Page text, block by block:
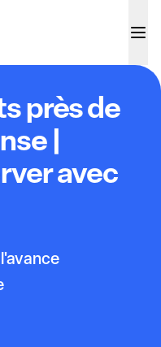
près de
|
avec